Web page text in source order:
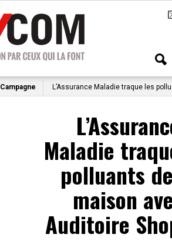
Campagne L’Assurance Maladie traque les
Maladie
polluants
maison
Auditoire